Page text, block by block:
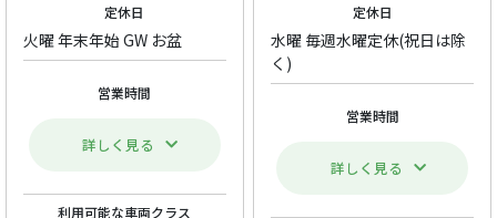
定休日
火曜 年末年始 GW お盆
営業時間
詳しく見る
利用可能な車両クラス
定休日
水曜 毎週水曜定休(祝日は除
く)
営業時間
詳しく見る